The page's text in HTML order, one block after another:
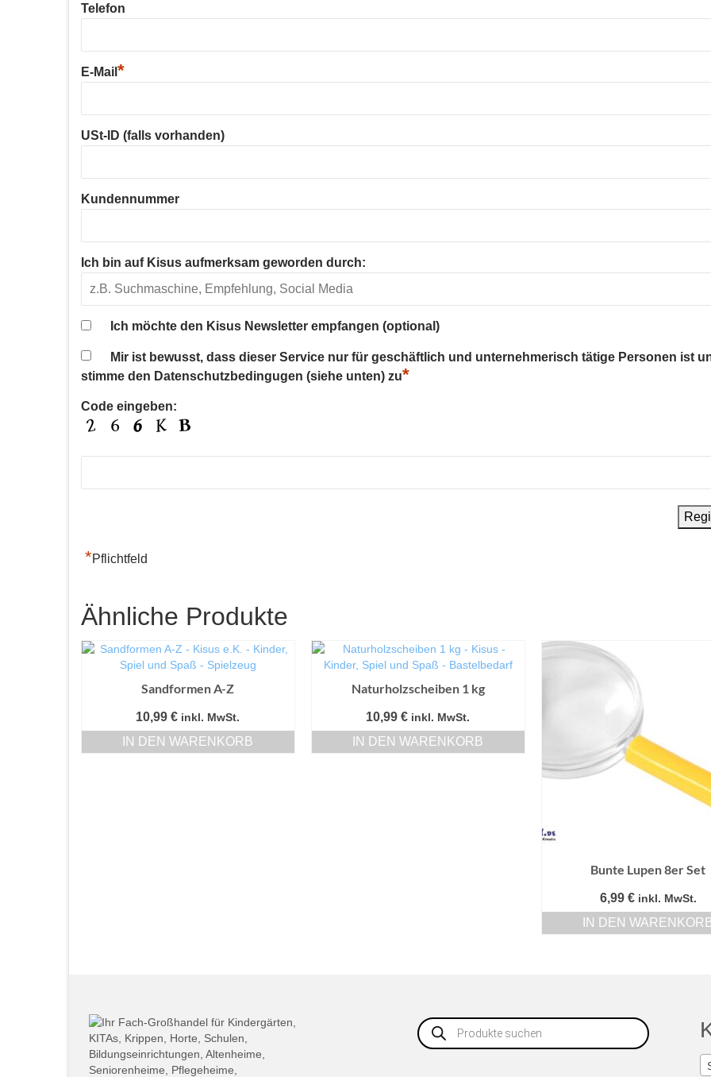
Telefon
E-Mail *
USt-ID (falls vorhanden)
Kundennummer
Ich bin auf Kisus aufmerksam geworden durch:
Ich möchte den Kisus Newsletter empfangen (optional)
Mir ist bewusst, dass dieser Service nur für geschäftlich und unternehmerisch tätige Personen ist
stimme den Datenschutzbedingugen (siehe unten) zu*
Code eingeben:
*Pflichtfeld
Ähnliche Produkte
Sandformen A-Z
10,99€ inkl. MwSt.
IN DEN WARENKORB
Naturholzscheiben 1 kg
10,99€ inkl. MwSt.
IN DEN WARENKORB
Bunte Lupen 8er Set
6,99 € inkl. MwSt.
IN DEN
Products
search